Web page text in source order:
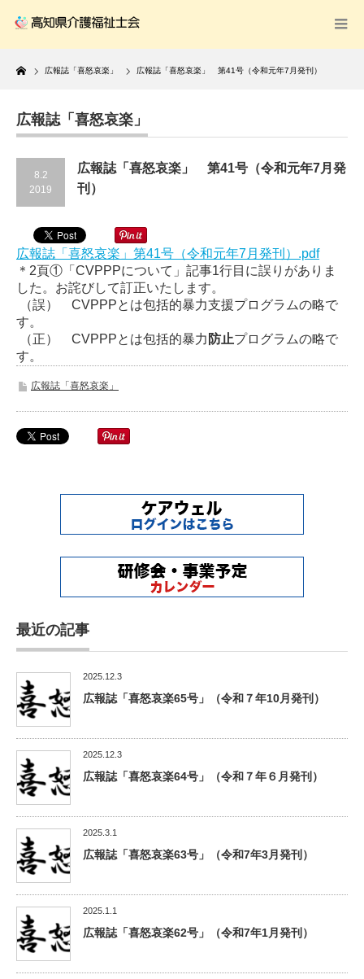
Home
広報誌「喜怒哀楽」 広報誌「喜怒哀楽」 第41号（令和元年7月発刊）
広報誌「喜怒哀楽」
8.2
2019
広報誌「喜怒哀楽」 第41号（令和元年7月発
刊）
広報誌「喜怒哀楽」第41号（令和元年7月発刊）.pdf
＊2頁①「CVPPPについて」記事1行目に誤りがありま
した。お詫びして訂正いたします。
（誤） CVPPPとは包括的暴力支援プログラムの略で
す。
（正） CVPPPとは包括的暴力 防止プログラムの略で
す。
広報誌「喜怒哀楽」
最近の記事
2025.12.3
広報誌「喜怒哀楽65号」（令和７年10月発刊）
2025.12.3
広報誌「喜怒哀楽64号」（令和７年６月発刊）
2025.3.1
広報誌「喜怒哀楽63号」（令和7年3月発刊）
2025.1.1
広報誌「喜怒哀楽62号」（令和7年1月発刊）